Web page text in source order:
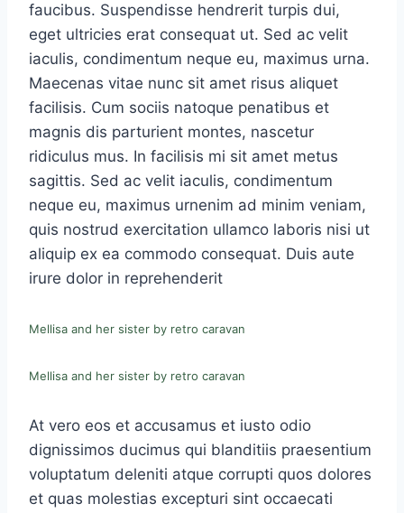
faucibus. Suspendisse hendrerit turpis dui,
eget ultricies erat consequat ut. Sed ac velit
iaculis, condimentum neque eu, maximus urna.
Maecenas vitae nunc sit amet risus aliquet
facilisis. Cum sociis natoque penatibus et
magnis dis parturient montes, nascetur
ridiculus mus. In facilisis mi sit amet metus
sagittis. Sed ac velit iaculis, condimentum
neque eu, maximus urnenim ad minim veniam,
quis nostrud exercitation ullamco laboris nisi ut
aliquip ex ea commodo consequat. Duis aute
irure dolor in reprehenderit
Mellisa and her sister by retro caravan
Mellisa and her sister by retro caravan
At vero eos et accusamus et iusto odio
dignissimos ducimus qui blanditiis praesentium
voluptatum deleniti atque corrupti quos dolores
et quas molestias excepturi sint occaecati